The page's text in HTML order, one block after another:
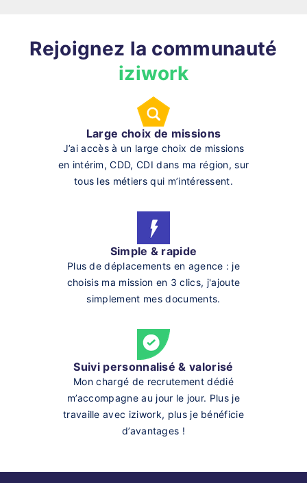
Rejoignez la communauté
iziwork
Large choix de missions
J’ai accès à un large choix de missions
en intérim, CDD, CDI dans ma région, sur
tous les métiers qui m’intéressent.
Simple & rapide
Plus de déplacements en agence : je
choisis ma mission en 3 clics, j'ajoute
simplement mes documents.
Suivi personnalisé & valorisé
Mon chargé de recrutement dédié
m’accompagne au jour le jour. Plus je
travaille avec iziwork, plus je bénéficie
d’avantages !